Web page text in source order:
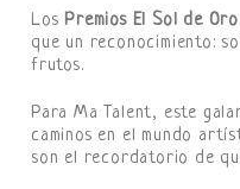
Los Premios El Sol de
que un reconocimiento:
frutos.
Para Ma Talent, este
caminos en el mundo
son el recordatorio de